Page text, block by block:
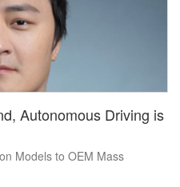
Autonomous Driving is
Models to OEM Mass